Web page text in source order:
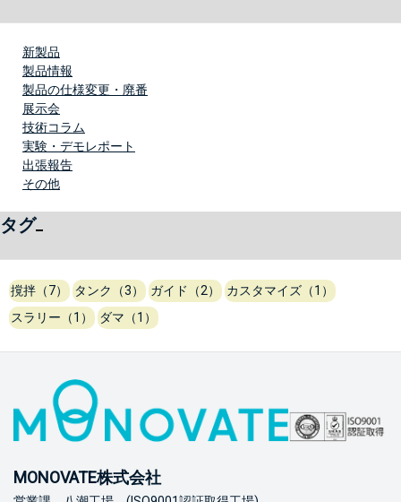
新製品
製品情報
製品の仕様変更・廃番
展示会
技術コラム
実験・デモレポート
出張報告
その他
タグ
撹拌（7） タンク（3） ガイド（2）
カスタマイズ（1）
スラリー（1）
ダマ（1）
MONOVATE株式会社